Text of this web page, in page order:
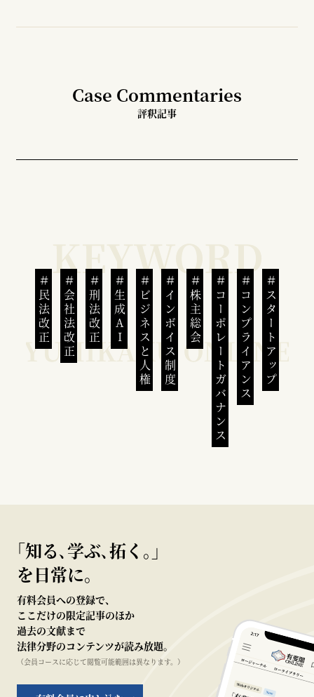
Case Commentaries
評釈記事
民法改正 会社法改正 刑法改正 生成AI ビジネスと人権インボイス制度 株主総会 コーポレートガバナンスコンプライアンススタートアップ
｢知る､学ぶ､拓く｡｣
を日常に。
有料会員への登録で、
ここだけの限定記事のほか
過去の文献まで
法律分野のコンテンツが読み放題。
（会員コースに応じて閲覧可能範囲は異なります。）